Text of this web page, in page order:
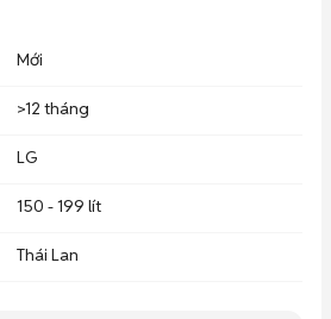
Mới
>12 tháng
LG
150 - 199 lít
Thái Lan